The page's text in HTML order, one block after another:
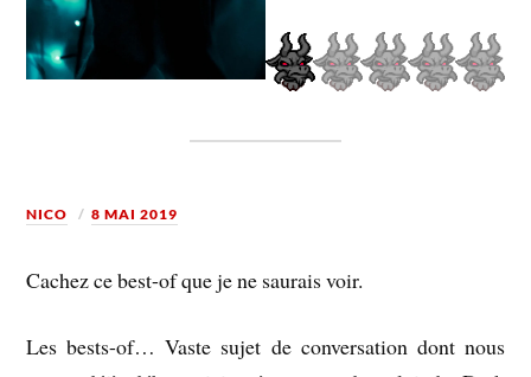
NICO 8 MAI 2019
Cachez ce best-of que je ne saurais voir.
Les bests-of… Vaste sujet de conversation dont nous